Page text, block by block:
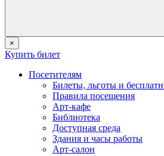
×
Купить билет
Посетителям
Билеты, льготы и
Правила посещения
Арт-кафе
Библиотека
Доступная среда
Здания и часы работы
Арт-салон